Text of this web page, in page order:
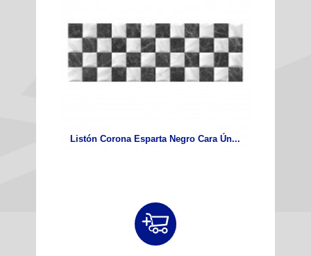
Listón Corona Esparta Negro Cara Ún...